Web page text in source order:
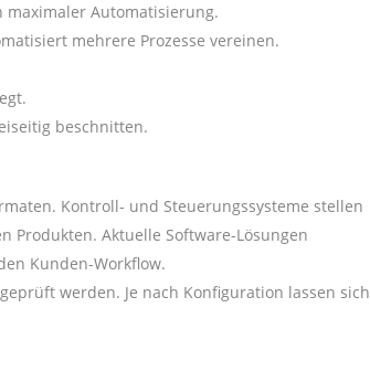
Automatisierung.
mehrere Prozesse vereinen.
beschnitten.
Kontroll- und Steuerungssysteme stellen
Aktuelle Software-Lösungen
Kunden-Workflow.
werden. Je nach Konfiguration lassen sich